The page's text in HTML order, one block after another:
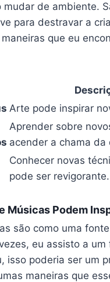
mudar de ambiente.
para destravar a
que eu
Arte pode inspirar
Aprender sobre
acender a chama da
Conhecer novas
pode ser revigorante.
Músicas Podem
são como uma
eu assisto a um
isso poderia ser um
maneiras que